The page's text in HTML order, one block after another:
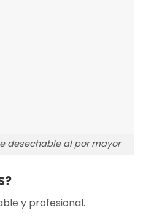
desechable al por mayor
y profesional.